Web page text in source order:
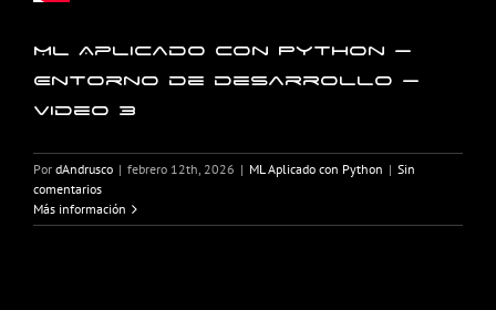
ML Aplicado con Python –
Entorno de desarrollo –
Video 3
Por dAndrusco | febrero 12th, 2026 | ML Aplicado con Python | Sin
comentarios
Más información